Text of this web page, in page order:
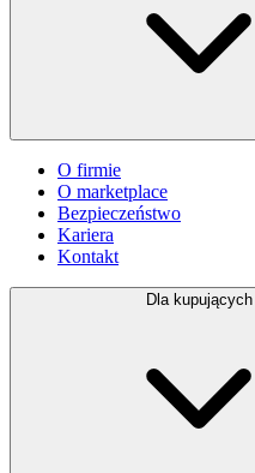
O firmie
O marketplace
Bezpieczeństwo
Kariera
Kontakt
Dla kupujących